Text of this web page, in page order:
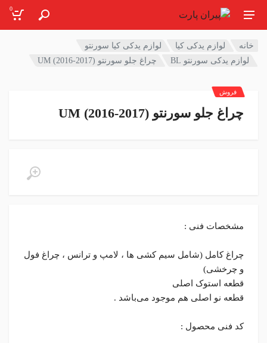
0
خانه لوازم یدکی کیا
لوازم یدکی کیا سورنتو
لوازم یدکی سورنتو BL
چراغ جلو سورنتو UM (2016-2017)
چراغ جلو سورنتو UM (2016-2017)
مشخصات فنی :
چراغ کامل (شامل سیم کشی ها ، لامپ و ترانس ، چراغ فول
و چرخشی)
قطعه استوک اصلی
قطعه نو اصلی هم موجود می‌باشد .
کد فنی محصول :
فروش